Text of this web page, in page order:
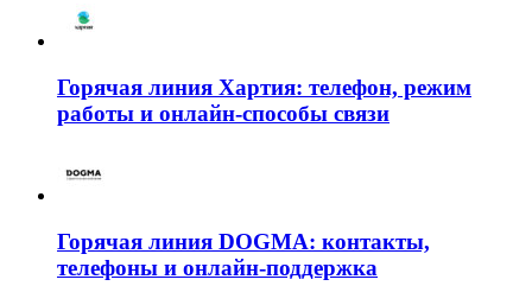
Горячая линия Хартия: телефон, режим
работы и онлайн-способы связи
Горячая линия DOGMA: контакты,
телефоны и онлайн-поддержка